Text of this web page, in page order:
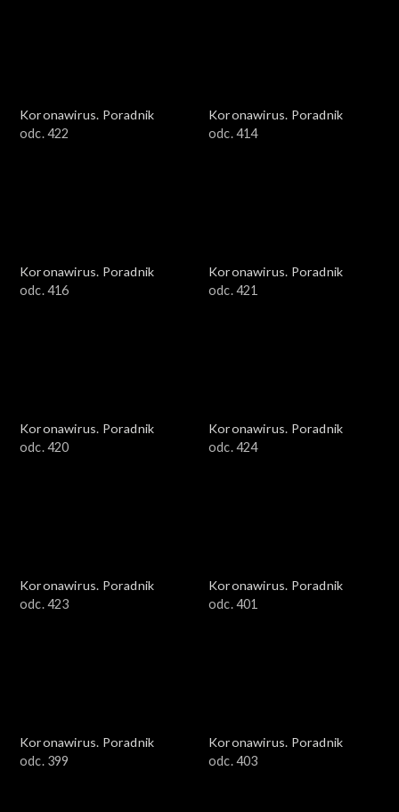
Koronawirus. Poradnik
odc. 422
Koronawirus. Poradnik
odc. 414
Koronawirus. Poradnik
odc. 416
Koronawirus. Poradnik
odc. 421
Koronawirus. Poradnik
odc. 420
Koronawirus. Poradnik
odc. 424
Koronawirus. Poradnik
odc. 423
Koronawirus. Poradnik
odc. 401
Koronawirus. Poradnik
odc. 399
Koronawirus. Poradnik
odc. 403